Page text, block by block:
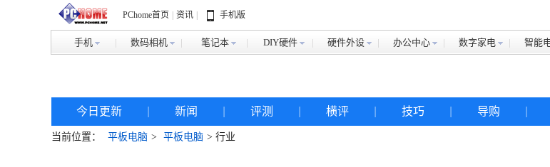
PChome首页 资讯 手机版
手机 数码相机 笔记本 DIY硬件 硬件外设 办公中心 数字家电 智能
今日更新 新闻 评测 横评 技巧 导购
当前位置： 平板电脑 > 平板电脑 > 行业